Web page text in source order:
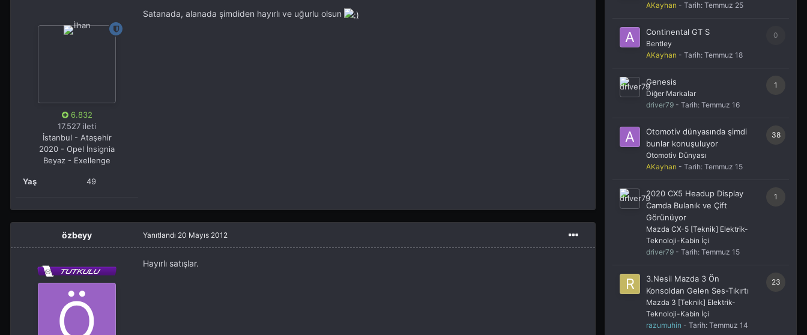
6.832
17.527 ileti
İstanbul - Ataşehir
2020 - Opel İnsignia
Beyaz - Exellenge
Yaş 49
Satanada, alanada şimdiden hayırlı ve uğurlu olsun
özbeyy Yanıtlandı 20 Mayıs 2012
Hayırlı satışlar.
AKayhan - Tarih: Temmuz 25
0
Continental GT S
Bentley
AKayhan - Tarih: Temmuz 18
1
Genesis
Diğer Markalar
driver79 - Tarih: Temmuz 16
38
Otomotiv dünyasında şimdi
bunlar konuşuluyor
Otomotiv Dünyası
AKayhan - Tarih: Temmuz 15
1
2020 CX5 Headup Display
Camda Bulanık ve Çift
Görünüyor
Mazda CX-5 [Teknik] Elektrik-
Teknoloji-Kabin İçi
driver79 - Tarih: Temmuz 15
23
3.Nesil Mazda 3 Ön
Konsoldan Gelen Ses-Tıkırtı
Mazda 3 [Teknik] Elektrik-
Teknoloji-Kabin İçi
razumuhin - Tarih: Temmuz 14